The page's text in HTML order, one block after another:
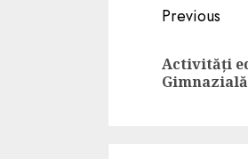
Continue
Previous
Activități